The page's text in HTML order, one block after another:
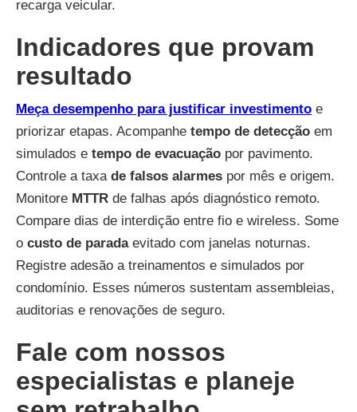
recarga veicular.
Indicadores que provam
resultado
Meça desempenho para justificar investimento e
priorizar etapas. Acompanhe tempo de detecção em
simulados e tempo de evacuação por pavimento.
Controle a taxa de falsos alarmes por mês e origem.
Monitore MTTR de falhas após diagnóstico remoto.
Compare dias de interdição entre fio e wireless. Some
o custo de paradaevitado com janelas noturnas.
Registre adesão a treinamentos e simulados por
condomínio. Esses números sustentam assembleias,
auditorias e renovações de seguro.
Fale com nossos
especialistas e planeje